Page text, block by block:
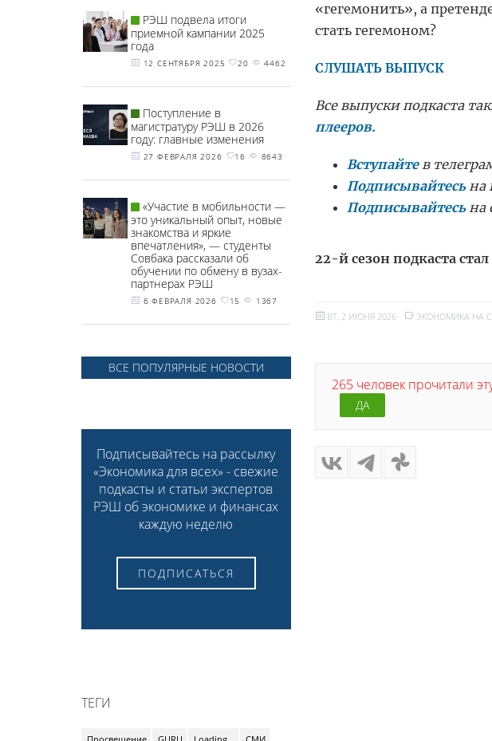
«гегемонить», а
стать гегемоном?
СЛУШАТЬ ВЫПУСК
Все выпуски подкаста
плееров.
Вступайтев
Подписывайтесьна
Подписывайтесьна
22-й сезон подкаста
ВТ, 2 ИЮНЯ 2026 ЭКОНОМИКА НА
265 человек прочитали
ДА
РЭШ подвела итоги
приемной кампании 2025
года
12 СЕНТЯБРЯ 2025 20 4462
Поступление в
магистратуру РЭШ в 2026
году: главные изменения
27 ФЕВРАЛЯ 2026 16 8643
«Участие в мобильности —
это уникальный опыт, новые
знакомства и яркие
впечатления», — студенты
Совбака рассказали об
обучении по обмену в вузах-
партнерах РЭШ
6 ФЕВРАЛЯ 2026 15 1367
ВСЕ ПОПУЛЯРНЫЕ НОВОСТИ
Подписывайтесь на рассылку
«Экономика для всех» - свежие
подкасты и статьи экспертов
РЭШ об экономике и финансах
каждую неделю
ПОДПИСАТЬСЯ
ТЕГИ